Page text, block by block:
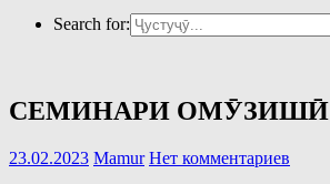
Search for:
СЕМИНАРИ ОМӮЗИШӢ
23.02.2023 Mamur Нет комментариев